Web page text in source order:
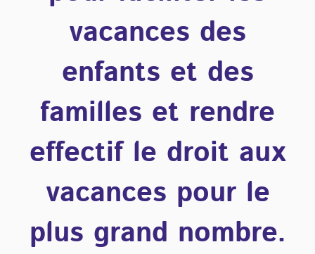
vacances des
enfants et des
familles et rendre
effectif le droit aux
vacances pour le
plus grand nombre.